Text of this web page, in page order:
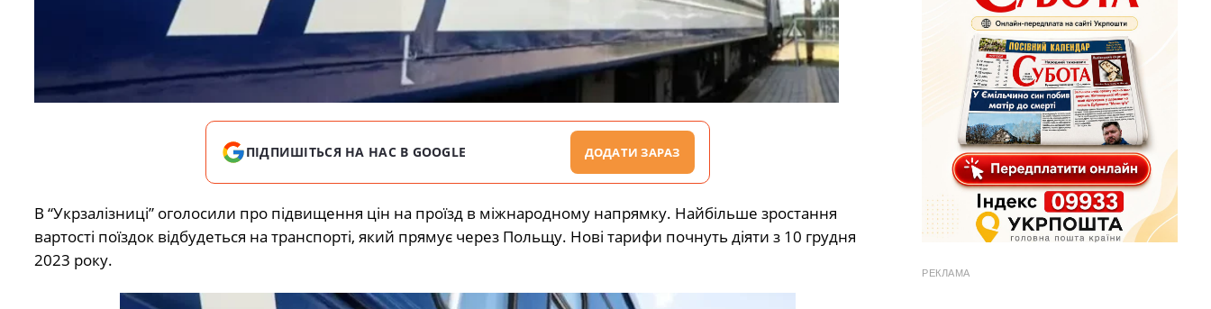
ПІДПИШІТЬСЯ НА НАС В GOOGLE ДОДАТИ ЗАРАЗ
В “Укрзалізниці” оголосили про підвищення цін на проїзд в міжнародному напрямку. Найбільше зростання
вартості поїздок відбудеться на транспорті, який прямує через Польщу. Нові тарифи почнуть діяти з 10 грудня
2023 року.
РЕКЛАМА